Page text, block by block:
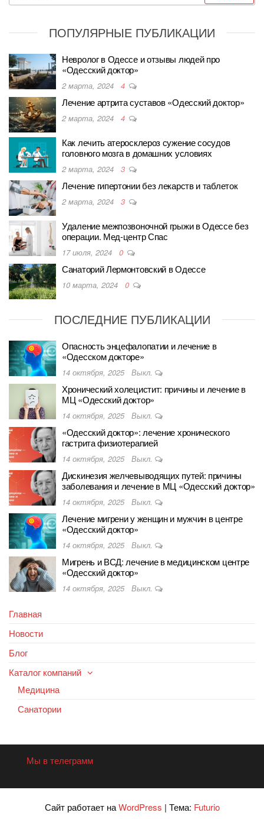
ПОПУЛЯРНЫЕ ПУБЛИКАЦИИ
Невролог в Одессе и отзывы людей про
«Одесский доктор»
2 марта, 2024 4
Лечение артрита суставов «Одесский доктор»
2 марта, 2024 4
Как лечить атеросклероз сужение сосудов
головного мозга в домашних условиях
2 марта, 2024 3
Лечение гипертонии без лекарств и таблеток
2 марта, 2024 3
Удаление межпозвоночной грыжи в Одессе без
операции. Мед-центр Спас
17 июля, 2024 0
Санаторий Лермонтовский в Одессе
10 марта, 2024 0
ПОСЛЕДНИЕ ПУБЛИКАЦИИ
Опасность энцефалопатии и лечение в
«Одесском докторе»
14 октября, 2025 Выкл.
Хронический холецистит: причины и лечение в
МЦ «Одесский доктор»
14 октября, 2025 Выкл.
«Одесский доктор»: лечение хронического
гастрита физиотерапией
14 октября, 2025 Выкл.
Дискинезия желчевыводящих путей: причины
заболевания и лечение в МЦ «Одесский доктор»
14 октября, 2025 Выкл.
Лечение мигрени у женщин и мужчин в центре
«Одесский доктор»
14 октября, 2025 Выкл.
Мигрень и ВСД: лечение в медицинском центре
«Одесский доктор»
14 октября, 2025 Выкл.
Главная
Новости
Блог
Каталог компаний
Медицина
Санатории
Мы в телеграмм
Сайт работает наWordPress | Тема: Futurio